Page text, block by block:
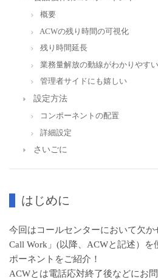
概要
ACWの残り時間の可視化
残り時間延長
業務量解放の動線がわかりやすい
管理者サイドにも嬉しい
設定方法
コンポーネントの配置
詳細設定
さいごに
はじめに
今回はコールセンターにおいて欠
Call Work」(以降、ACWと記述）を
ポーネントをご紹介！
ACWとは電話応対終了後などにお